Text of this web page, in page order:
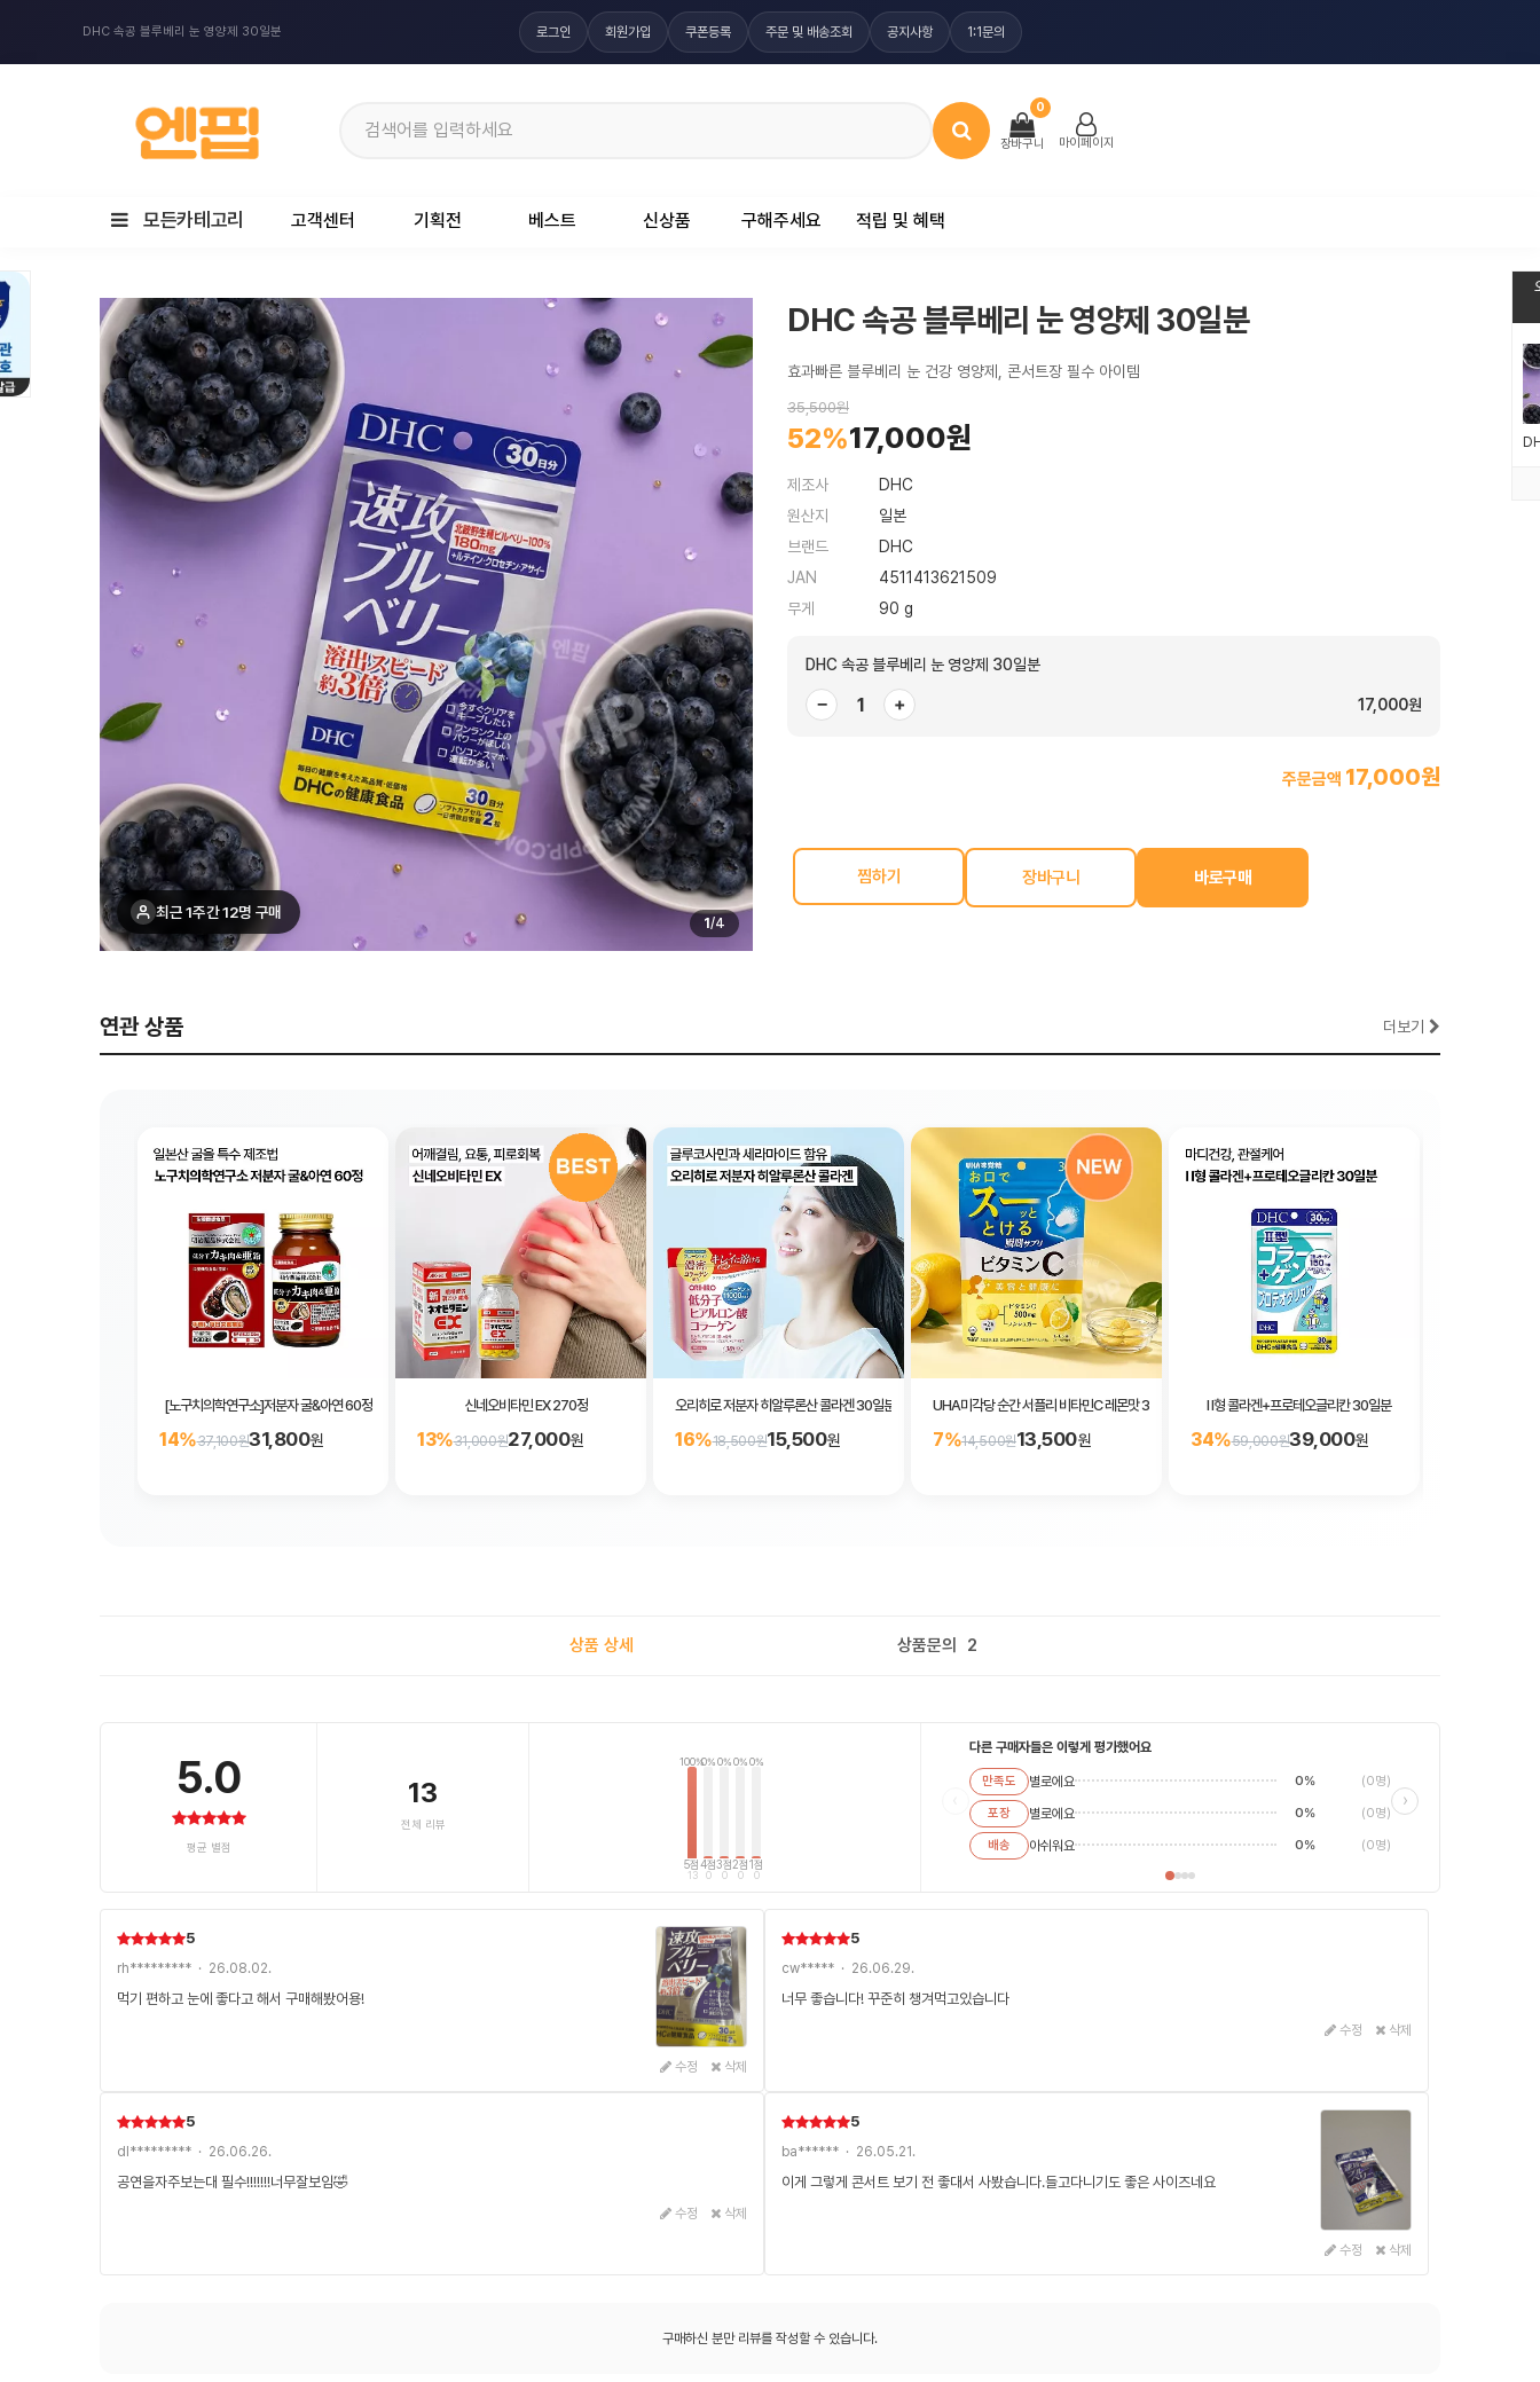
DHC 속공 블루베리 눈 영양제 30일분 로그인 회원가입 쿠폰등록 주문 및 배송조회 공지사항 1:1문의
장바구니
0
마이페이지
모든카테고리 고객센터 기획전 베스트 신상품 구해주세요 적립 및 혜택
1 /4
최근 1주간 12명 구매
DHC 속공 블루베리 눈 영양제 30일분
효과빠른 블루베리 눈 건강 영양제, 콘서트장 필수 아이템
35,500원
52%17,000원
제조사
DHC
원산지
일본
브랜드
DHC
JAN
4511413621509
무게
90 g
DHC 속공 블루베리 눈 영양제 30일분
− + 17,000원
주문금액 17,000원
찜하기
연관 상품 더보기
[노구치의학연구소]저분자 굴&아연 60정
14%37,100원31,800원
신네오비타민 EX 270정
13%31,000원27,000원
오리히로 저분자 히알루론산 콜라겐 30일분 2종 선택
16%18,500원15,500원
UHA미각당 순간 서플리 비타민C 레몬맛 30일분 60알
7%14,500원13,500원
I I형 콜라겐+프로테오글리칸 30일분
34%59,000원39,000원
상품 상세 상품문의 2
5.0
평균 별점
13
전체 리뷰
100%
5점
13
0%
4점
0
0%
3점
0
0%
2점
0
0%
1점
0
다른 구매자들은 이렇게 평가했어요
만족도 별로에요 0% (0명)
포장 별로에요 0% (0명)
배송 아쉬워요 0% (0명)
별로에요
평범해요
›
5
rh********* · 26.08.02.
먹기 편하고 눈에 좋다고 해서 구매해봤어용!
수정 삭제
5
cw***** · 26.06.29.
너무 좋습니다! 꾸준히 챙겨먹고있습니다
수정 삭제
5
dl********* · 26.06.26.
공연을자주보는대 필수!!!!!!!너무잘보임🤣
수정 삭제
5
ba****** · 26.05.21.
이게 그렇게 콘서트 보기 전 좋대서 사봤습니다.들고다니기도 좋은 사이즈네요
수정 삭제
구매하신 분만 리뷰를 작성할 수 있습니다.